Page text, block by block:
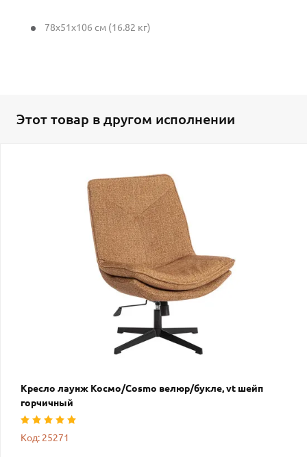
78x51x106 см (16.82 кг)
Этот товар в другом исполнении
Кресло лаунж Космо/Cosmo велюр/букле, vt шейп
горчичный
Код: 25271